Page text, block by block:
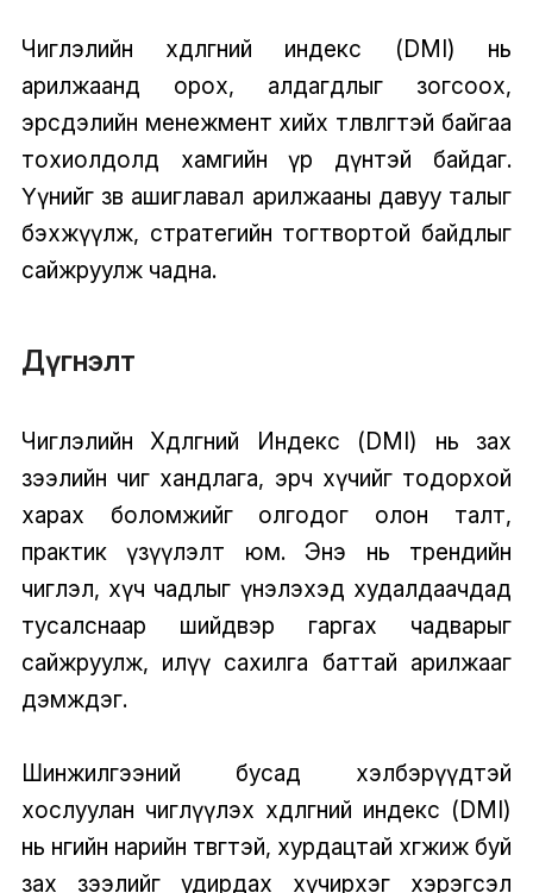
Чиглэлийн хөдөлгөөний индекс (DMI) нь
арилжаанд орох, алдагдлыг зогсоох,
эрсдэлийн менежмент хийх төлөвлөгөөтэй байгаа
тохиолдолд хамгийн үр дүнтэй байдаг.
Үүнийг зөв ашиглавал арилжааны давуу талыг
бэхжүүлж, стратегийн тогтвортой байдлыг
сайжруулж чадна.
Дүгнэлт
Чиглэлийн Хөдөлгөөний Индекс (DMI) нь зах
зээлийн чиг хандлага, эрч хүчийг тодорхой
харах боломжийг олгодог олон талт,
практик үзүүлэлт юм. Энэ нь трендийн
чиглэл, хүч чадлыг үнэлэхэд худалдаачдад
тусалснаар шийдвэр гаргах чадварыг
сайжруулж, илүү сахилга баттай арилжааг
дэмждэг.
Шинжилгээний бусад хэлбэрүүдтэй
хослуулан чиглүүлэх хөдөлгөөний индекс (DMI)
нь өнөөгийн нарийн төвөгтэй, хурдацтай хөгжиж буй
зах зээлийг удирдах хүчирхэг хэрэгсэл